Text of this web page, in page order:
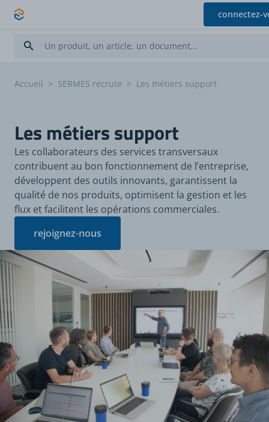
Allez au contenu
connectez-
Accueil > SERMES recrute > Les métiers support
Les métiers support
Les collaborateurs des services transversaux
contribuent au bon fonctionnement de l’entreprise,
développent des outils innovants, garantissent la
qualité de nos produits, optimisent la gestion et les
flux et facilitent les opérations commerciales.
rejoignez-nous